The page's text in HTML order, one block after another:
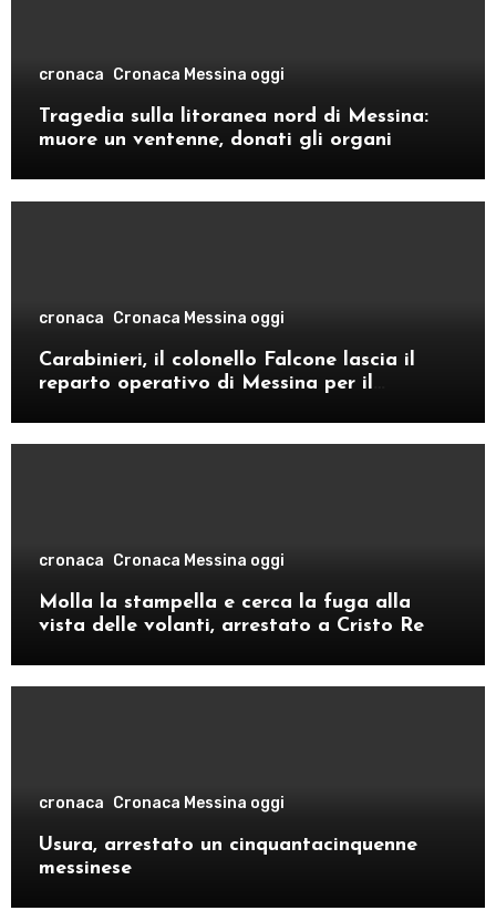
cronaca Cronaca Messina oggi
Tragedia sulla litoranea nord di Messina:
muore un ventenne, donati gli organi
cronaca Cronaca Messina oggi
Carabinieri, il colonello Falcone lascia il
reparto operativo di Messina per il
cronaca Cronaca Messina oggi
Molla la stampella e cerca la fuga alla
vista delle volanti, arrestato a Cristo Re
cronaca Cronaca Messina oggi
Usura, arrestato un cinquantacinquenne
messinese